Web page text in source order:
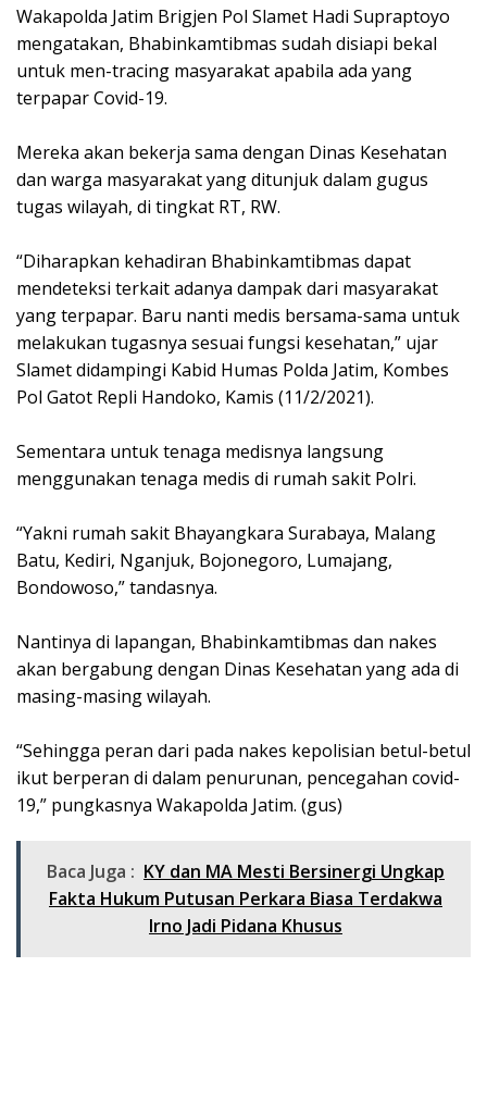
Wakapolda Jatim Brigjen Pol Slamet Hadi Supraptoyo
mengatakan, Bhabinkamtibmas sudah disiapi bekal
untuk men-tracing masyarakat apabila ada yang
terpapar Covid-19.
Mereka akan bekerja sama dengan Dinas Kesehatan
dan warga masyarakat yang ditunjuk dalam gugus
tugas wilayah, di tingkat RT, RW.
“Diharapkan kehadiran Bhabinkamtibmas dapat
mendeteksi terkait adanya dampak dari masyarakat
yang terpapar. Baru nanti medis bersama-sama untuk
melakukan tugasnya sesuai fungsi kesehatan,” ujar
Slamet didampingi Kabid Humas Polda Jatim, Kombes
Pol Gatot Repli Handoko, Kamis (11/2/2021).
Sementara untuk tenaga medisnya langsung
menggunakan tenaga medis di rumah sakit Polri.
“Yakni rumah sakit Bhayangkara Surabaya, Malang
Batu, Kediri, Nganjuk, Bojonegoro, Lumajang,
Bondowoso,” tandasnya.
Nantinya di lapangan, Bhabinkamtibmas dan nakes
akan bergabung dengan Dinas Kesehatan yang ada di
masing-masing wilayah.
“Sehingga peran dari pada nakes kepolisian betul-betul
ikut berperan di dalam penurunan, pencegahan covid-
19,” pungkasnya Wakapolda Jatim. (gus)
Baca Juga : KY dan MA Mesti Bersinergi Ungkap
Fakta Hukum Putusan Perkara Biasa Terdakwa
Irno Jadi Pidana Khusus